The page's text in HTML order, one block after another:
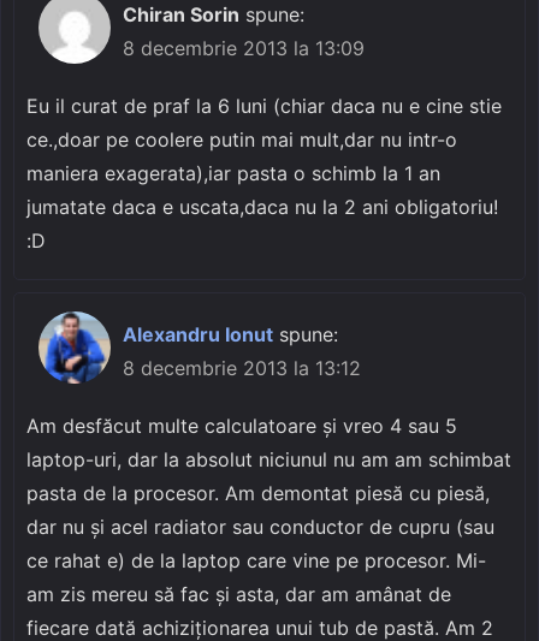
Chiran Sorin spune:
8 decembrie 2013 la 13:09
Eu il curat de praf la 6 luni (chiar daca nu e cine stie
ce.,doar pe coolere putin mai mult,dar nu intr-o
maniera exagerata),iar pasta o schimb la 1 an
jumatate daca e uscata,daca nu la 2 ani obligatoriu!
:D
Alexandru Ionut spune:
8 decembrie 2013 la 13:12
Am desfăcut multe calculatoare și vreo 4 sau 5
laptop-uri, dar la absolut niciunul nu am am schimbat
pasta de la procesor. Am demontat piesă cu piesă,
dar nu și acel radiator sau conductor de cupru (sau
ce rahat e) de la laptop care vine pe procesor. Mi-
am zis mereu să fac și asta, dar am amânat de
fiecare dată achiziționarea unui tub de pastă. Am 2